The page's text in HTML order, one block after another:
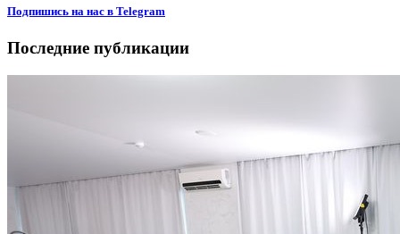
Подпишиcь на нас в Telegram
Последние публикации